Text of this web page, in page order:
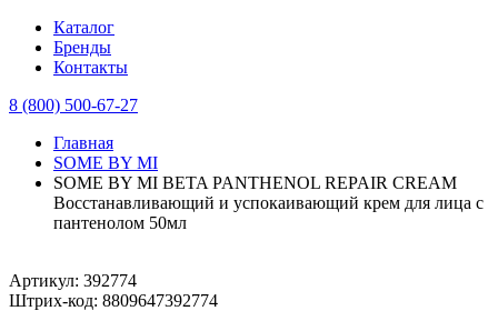
Каталог
Бренды
Контакты
8 (800) 500-67-27
Главная
SOME BY MI
SOME BY MI BETA PANTHENOL REPAIR CREAM
Восстанавливающий и успокаивающий крем для лица с
пантенолом 50мл
Артикул: 392774
Штрих-код: 8809647392774